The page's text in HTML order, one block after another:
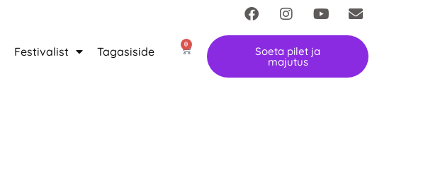
Festivalist Tagasiside
0
Soeta pilet ja
majutus